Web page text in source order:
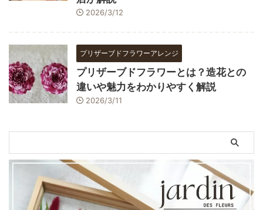
2026/3/12
プリザーブドフラワーアレンジ
プリザーブドフラワーとは？造花との
違いや魅力をわかりやすく解説
2026/3/11